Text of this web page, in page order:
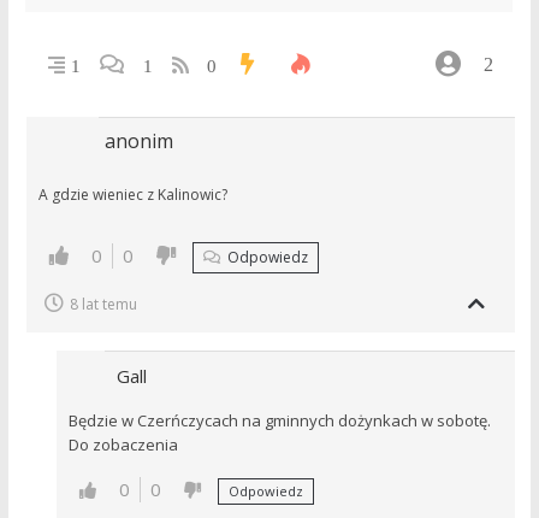
1 1 0 2
anonim
A gdzie wieniec z Kalinowic?
0 0 Odpowiedz
8 lat temu
Gall
Będzie w Czerńczycach na gminnych dożynkach w sobotę.
Do zobaczenia
0 0 Odpowiedz